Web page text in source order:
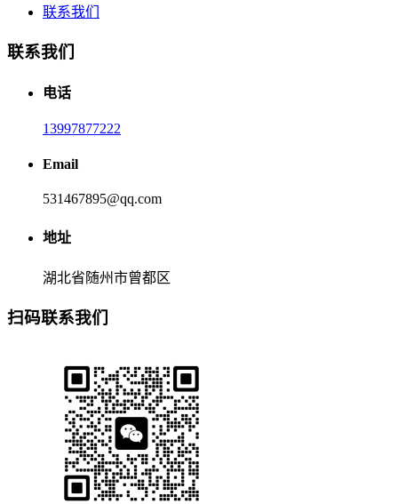
联系我们
联系我们
电话
13997877222
Email
531467895@qq.com
地址
湖北省随州市曾都区
扫码联系我们